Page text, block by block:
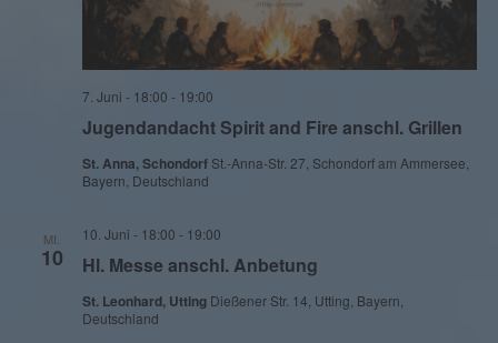
Jugendandacht Spirit and Fire anschl. Grillen
7. Juni - 18:00 - 19:00
St. Anna, Schondorf St.-Anna-Str. 27, Schondorf am Ammersee,
Bayern, Deutschland
MI.
10 Hl. Messe anschl. Anbetung
10. Juni - 18:00 - 19:00
St. Leonhard, Utting Dießener Str. 14, Utting, Bayern,
Deutschland